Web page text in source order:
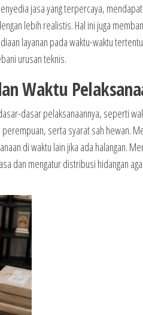
jasa yang terpercaya,
lebih realistis. Hal ini juga
layanan pada waktu-waktu
urusan teknis.
Waktu
dasar pelaksanaannya, seperti
serta syarat sah hewan.
di waktu lain jika ada halangan.
dan mengatur distribusi hidangan